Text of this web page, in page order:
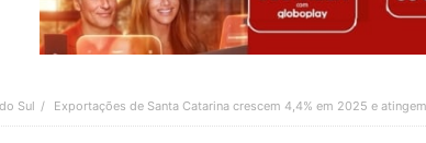
Sul Exportações de Santa Catarina crescem 4,4% em 2025 e